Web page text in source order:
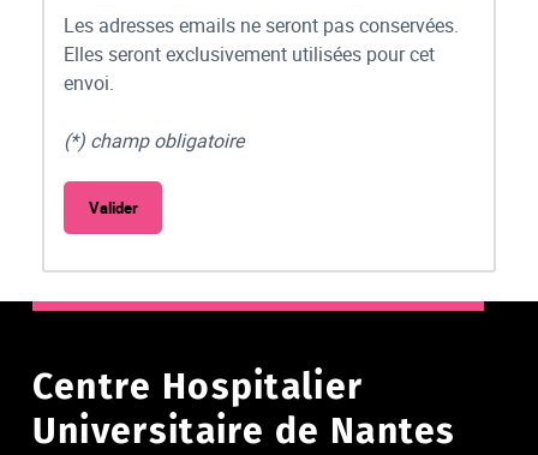
Les adresses emails ne seront pas conservées.
Elles seront exclusivement utilisées pour cet
envoi.
(*) champ obligatoire
Centre Hospitalier
Universitaire de Nantes